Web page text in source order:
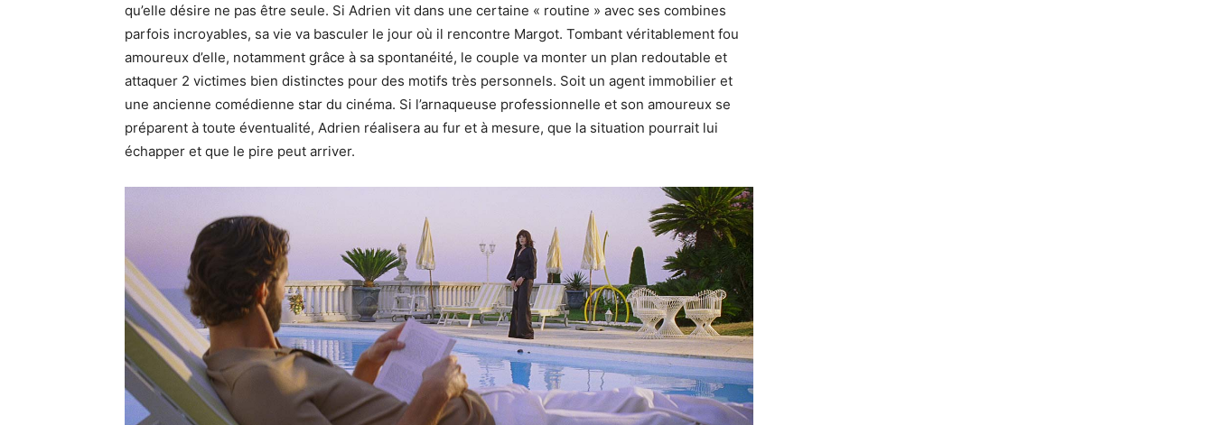
qu’elle désire ne pas être seule. Si Adrien vit dans une certaine « routine » avec ses combines
parfois incroyables, sa vie va basculer le jour où il rencontre Margot. Tombant véritablement fou
amoureux d’elle, notamment grâce à sa spontanéité, le couple va monter un plan redoutable et
attaquer 2 victimes bien distinctes pour des motifs très personnels. Soit un agent immobilier et
une ancienne comédienne star du cinéma. Si l’arnaqueuse professionnelle et son amoureux se
préparent à toute éventualité, Adrien réalisera au fur et à mesure, que la situation pourrait lui
échapper et que le pire peut arriver.